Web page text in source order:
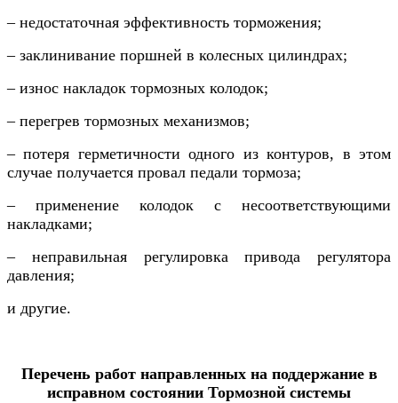
– недостаточная эффективность торможения;
– заклинивание поршней в колесных цилиндрах;
– износ накладок тормозных колодок;
– перегрев тормозных механизмов;
– потеря герметичности одного из контуров, в этом
случае получается провал педали тормоза;
– применение колодок с несоответствующими
накладками;
– неправильная регулировка привода регулятора
давления;
и другие.
Перечень работ направленных на поддержание в
исправном состоянии Тормозной системы